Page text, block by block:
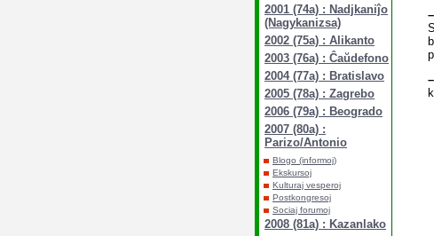
2001 (74a) : Nadjkaniĵo
(Nagykanizsa)
2002 (75a) : Alikanto
2003 (76a) : Ĉaŭdefono
2004 (77a) : Bratislavo
2005 (78a) : Zagrebo
2006 (79a) : Beogrado
2007 (80a) :
Parizo/Antonio
Blogo (informoj)
Ekskursoj
Kulturaj vesperoj
Postkongresoj
Sociaj forumoj
2008 (81a) : Kazanlako
–
–